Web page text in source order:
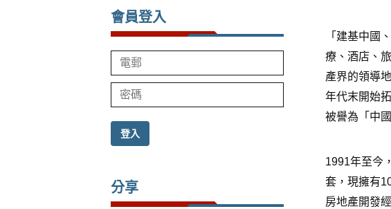
會員登入
登入
分享
「建基中國
療、酒店、
產界的領導
年代末開始
被譽為「中
1991年至今
套，現擁有
房地產開發